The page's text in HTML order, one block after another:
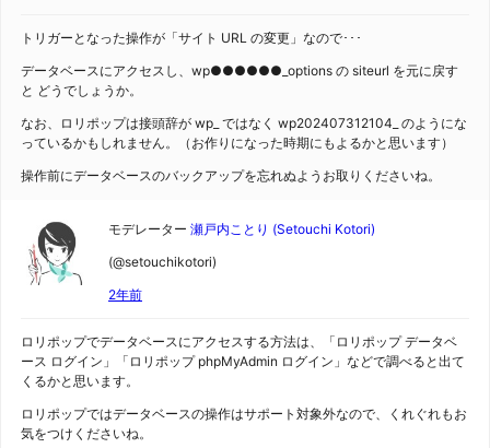
トリガーとなった操作が「サイト URL の変更」なので･･･
データベースにアクセスし、wp●●●●●●_options の siteurl を元に戻す
と どうでしょうか。
なお、ロリポップは接頭辞が wp_ ではなく wp202407312104_ のようにな
っているかもしれません。（お作りになった時期にもよるかと思います）
操作前にデータベースのバックアップを忘れぬようお取りくださいね。
モデレーター 瀬戸内ことり (Setouchi Kotori)
(@setouchikotori)
2年前
ロリポップでデータベースにアクセスする方法は、「ロリポップ データベ
ース ログイン」「ロリポップ phpMyAdmin ログイン」などで調べると出て
くるかと思います。
ロリポップではデータベースの操作はサポート対象外なので、くれぐれもお
気をつけくださいね。